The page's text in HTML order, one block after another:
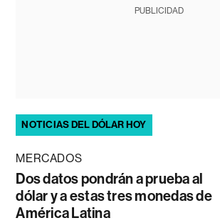
PUBLICIDAD
NOTICIAS DEL DÓLAR HOY
MERCADOS
Dos datos pondrán a prueba al
dólar y a estas tres monedas de
América Latina